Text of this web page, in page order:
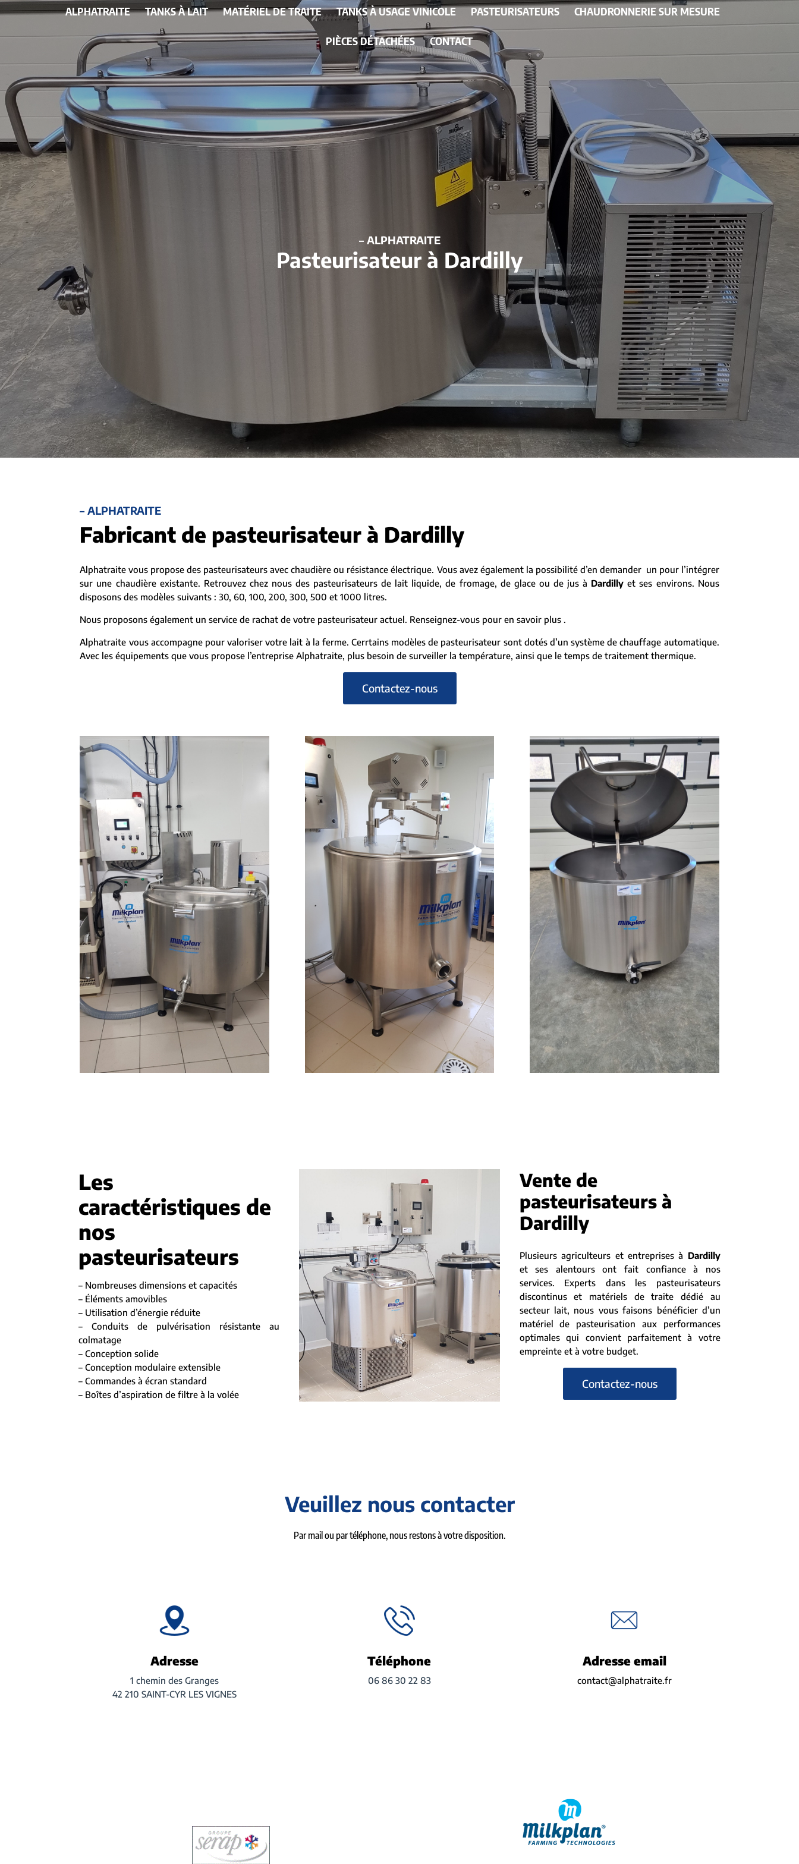
ALPHATRAITE TANKS À LAIT MATÉRIEL DE TRAITE TANKS À USAGE VINICOLE PASTEURISATEURS CHAUDRONNERIE SUR MESURE
PIÈCES DÉTACHÉES CONTACT
– ALPHATRAITE
Pasteurisateur à Dardilly
– ALPHATRAITE
Fabricant de pasteurisateur à Dardilly
Alphatraite vous propose des pasteurisateurs avec chaudière ou résistance électrique. Vous avez également la possibilité d’en demander un pour l’intégrer
sur une chaudière existante. Retrouvez chez nous des pasteurisateurs de lait liquide, de fromage, de glace ou de jus à Dardilly et ses environs. Nous
disposons des modèles suivants : 30, 60, 100, 200, 300, 500 et 1000 litres.
Nous proposons également un service de rachat de votre pasteurisateur actuel. Renseignez-vous pour en savoir plus .
Alphatraite vous accompagne pour valoriser votre lait à la ferme. Cerrtains modèles de pasteurisateur sont dotés d’un système de chauffage automatique.
Avec les équipements que vous propose l’entreprise Alphatraite, plus besoin de surveiller la température, ainsi que le temps de traitement thermique.
Contactez-nous
Les
caractéristiques de
nos
pasteurisateurs
– Nombreuses dimensions et capacités
– Éléments amovibles
– Utilisation d’énergie réduite
– Conduits de pulvérisation résistante au
colmatage
– Conception solide
– Conception modulaire extensible
– Commandes à écran standard
– Boîtes d’aspiration de filtre à la volée
Vente de
pasteurisateurs à
Dardilly
Plusieurs agriculteurs et entreprises à Dardilly
et ses alentours ont fait confiance à nos
services. Experts dans les pasteurisateurs
discontinus et matériels de traite dédié au
secteur lait, nous vous faisons bénéficier d’un
matériel de pasteurisation aux performances
optimales qui convient parfaitement à votre
empreinte et à votre budget.
Contactez-nous
Veuillez nous contacter
Par mail ou par téléphone, nous restons à votre disposition.
Adresse
1 chemin des Granges
42 210 SAINT-CYR LES VIGNES
Téléphone
06 86 30 22 83
Adresse email
contact@alphatraite.fr